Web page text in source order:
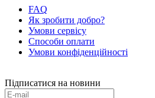
FAQ
Як зробити добро?
Умови сервісу
Способи оплати
Умови конфіденційності
Підписатися на новини